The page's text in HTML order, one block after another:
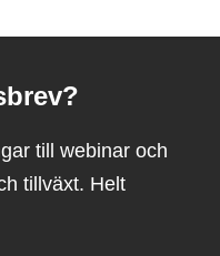
till webinar och
tillväxt. Helt